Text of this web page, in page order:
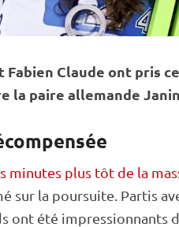
Fabien Claude ont pris
la paire allemande
minutes plus tôt de la
sur la poursuite . Partis
ont été impressionnants